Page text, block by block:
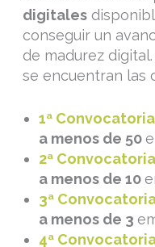
digitales
conseguir un
de madurez
se encuentran las
1ª
a menos de 50
2ª
a menos de 10
3ª
a menos de 3
4ª